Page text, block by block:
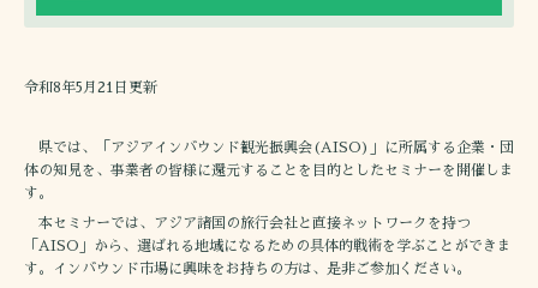
令和8年5月21日更新
県では、「アジアインバウンド観光振興会(AISO)」に所属する企業・団
体の知見を、事業者の皆様に還元することを目的としたセミナーを開催しま
す。
本セミナーでは、アジア諸国の旅行会社と直接ネットワークを持つ
「AISO」から、選ばれる地域になるための具体的戦術を学ぶことができま
す。インバウンド市場に興味をお持ちの方は、是非ご参加ください。